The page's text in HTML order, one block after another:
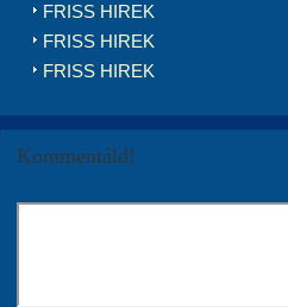
FRISS HIREK
FRISS HIREK
FRISS HIREK
Kommentáld!